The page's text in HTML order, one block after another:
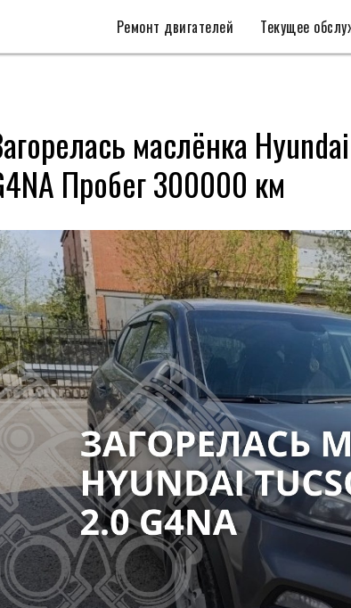
Ремонт двигателей Текущее
маслёнка
Пробег 300000 км